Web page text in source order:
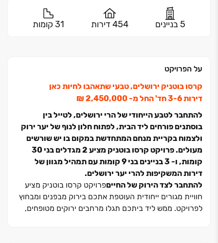
5 בניינים 454 דירות 31 קומות
על הפרויקט
קרסו בוטניק ירושלים, טבעי שתאהבו לחיות כאן
דירות ‏3-6 חד' החל מ- ‏2,450,000 ‏₪
להתחבר לטבע הייחודי של הרי ירושלים, לטייל בין
בוסתנים פורחים ליד הבית, לפתוח חלון לנוף של יער ירוק
ולצמוח בקריית מנחם המתחדשת במקום בו יש שורשים
מעולים. פרויקט קרסו בוטניק מציע ‏2 מגדלים בני ‏30
קומות, ו- ‏3 בניינים בני ‏9 קומות עם תמהיל מגוון של
דירות המשקיפות להרי יער ירושלים.
להתחבר לצד הירוק של החייםפרויקט קרסו בוטניק מציע
חוויית מגורים ייחודית העוטפת אתכם בירוק מבפנים ומבחוץ
לפרויקט. ממש ליד ביתכם תגלו מרחבים ירוקים מטופחים,